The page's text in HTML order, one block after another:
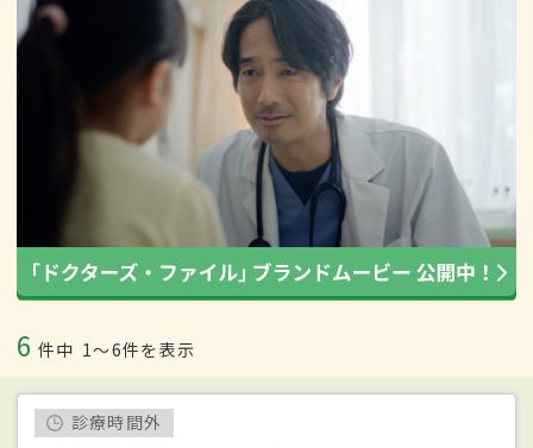
6 件中 1〜6件を表示
診療時間外